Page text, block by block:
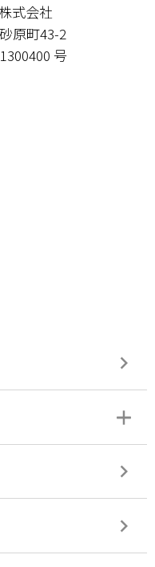
式会社
原町43-2
号
keyboard_arrow_right
add
remove
keyboard_arrow_right
keyboard_arrow_right